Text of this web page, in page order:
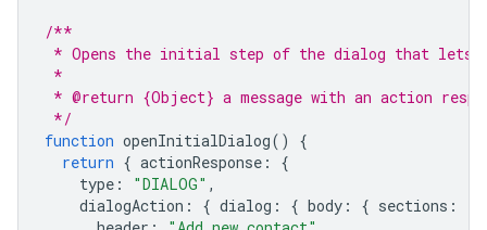
/**
* Opens the initial step of the dialog that lets
*
* @return {Object} a message with an action
*/
function openInitialDialog()
{
return { actionResponse :
{
type : "DIALOG" ,
dialogAction : { dialog : { body : { sections :